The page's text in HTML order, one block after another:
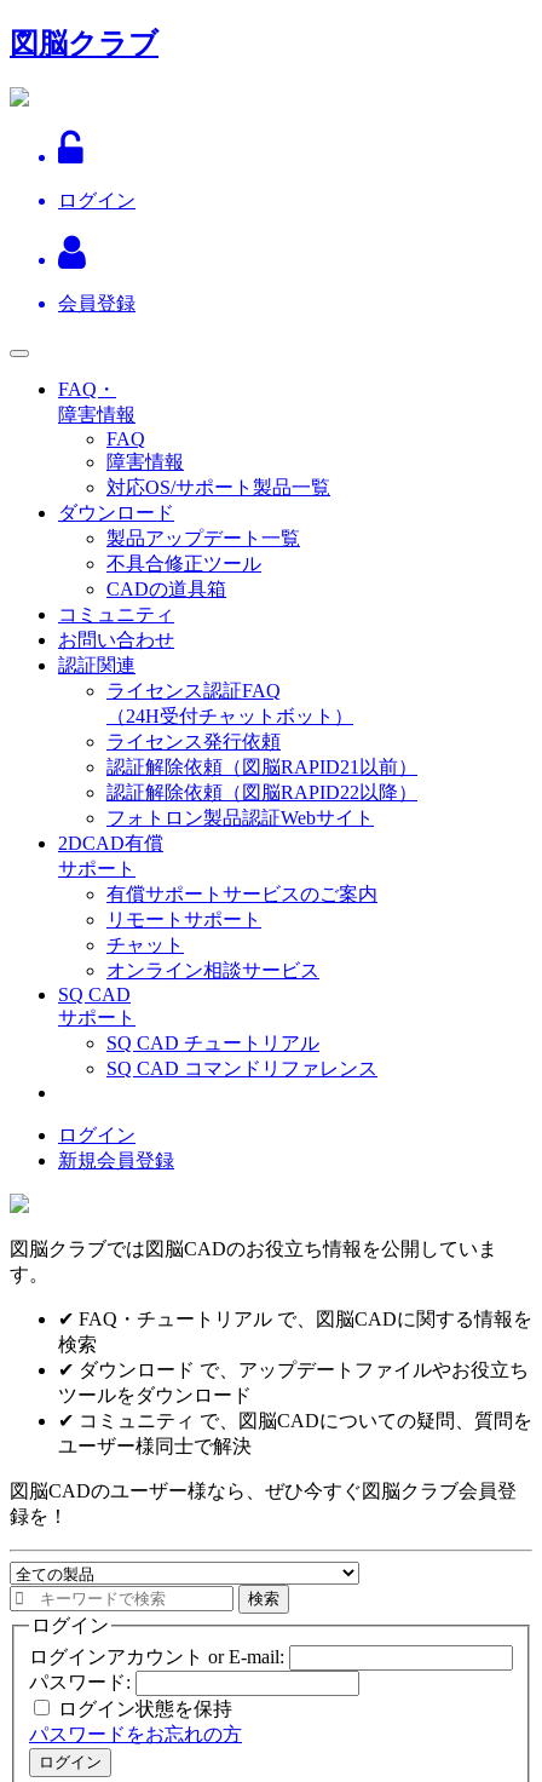
コ
ン
テ
ン
図脳クラブ
ログイン
会員登録
FAQ・
障害情報
FAQ
障害情報
対応OS/サポート製品一覧
ダウンロード
製品アップデート一覧
不具合修正ツール
CADの道具箱
コミュニティ
お問い合わせ
認証関連
ライセンス認証FAQ
（24H受付チャットボット）
ライセンス発行依頼
認証解除依頼（図脳RAPID21以前）
認証解除依頼（図脳RAPID22以降）
フォトロン製品認証Webサイト
2DCAD有償
サポート
有償サポートサービスのご案内
リモートサポート
チャット
オンライン相談サービス
SQ CAD
サポート
SQ CAD チュートリアル
SQ CAD コマンドリファレンス
ログイン
新規会員登録
図脳クラブでは図脳CADのお役立ち情報を公開していま
す。
✔ FAQ・チュートリアル で、図脳CADに関する情報を
検索
✔ ダウンロード で、アップデートファイルやお役立ち
ツールをダウンロード
✔ コミュニティ で、図脳CADについての疑問、質問を
ユーザー様同士で解決
図脳CADのユーザー様なら、ぜひ今すぐ図脳クラブ会員登
録を！
検
索
ログイン
ログインアカウント or E-mail:
パスワード:
ログイン状態を保持
パスワードをお忘れの方